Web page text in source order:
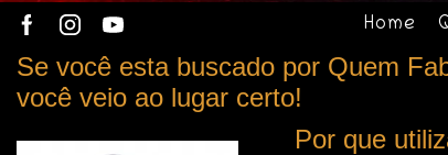
Home
Se você esta buscado por Quem
você veio ao lugar certo!
Por que